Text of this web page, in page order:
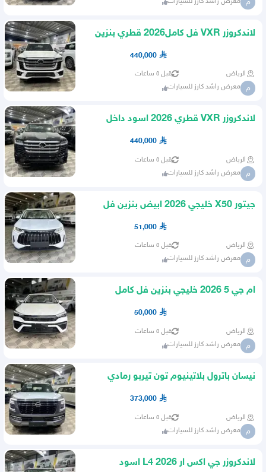
م
لاندكروزر VXR فل كامل2026 قطري بنزين
440,000
الرياض قبل ٥ ساعات
م معرض راشد كارز للسيارات
لاندكروزر VXR قطري 2026 اسود داخل
440,000
الرياض قبل ٥ ساعات
م معرض راشد كارز للسيارات
جيتور X50 خليجي 2026 ابيض بنزين فل
51,000
الرياض قبل ٥ ساعات
م معرض راشد كارز للسيارات
ام جي 5 2026 خليجي بنزين فل كامل
50,000
الرياض قبل ٥ ساعات
م معرض راشد كارز للسيارات
نيسان باترول بلاتينيوم تون تيربو رمادي
373,000
الرياض قبل ٥ ساعات
م معرض راشد كارز للسيارات
لاندكروزر جي اكس ار L4 2026 اسود